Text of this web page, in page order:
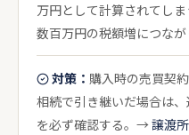
万円として計算されてし
数百万円の税額増につなが
対策： 購入時の売買契
相続で引き継いだ場合は
を必ず確認する。→譲渡